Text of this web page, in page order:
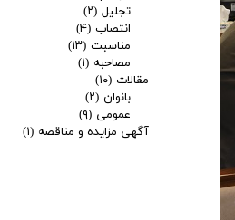
تجلیل (۲)
انتصاب (۴)
مناسبت (۱۳)
مصاحبه (۱)
مقالات (۱۰)
بانوان (۲)
عمومی (۹)
آگهی مزایده و مناقصه (۱)